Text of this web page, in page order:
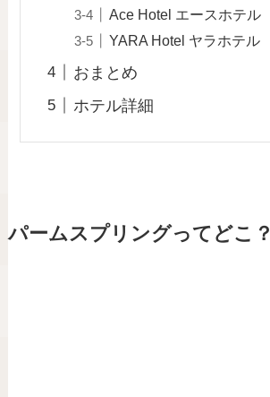
Ace Hotel エースホテル
YARA Hotel ヤラホテル
おまとめ
ホテル詳細
パームスプリングってどこ？